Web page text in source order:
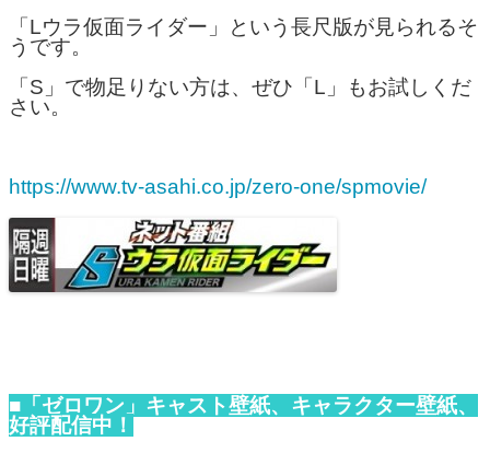
「Lウラ仮面ライダー」という長尺版が見られるそ
うです。
「S」で物足りない方は、ぜひ「L」もお試しくだ
さい。
https://www.tv-asahi.co.jp/zero-one/spmovie/
■「ゼロワン」キャスト壁紙、キャラクター壁紙、
好評配信中！